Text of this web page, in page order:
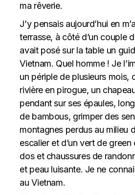
ma rêverie.
J’y pensais aujourd’hui en
terrasse, à côté d’un couple
avait posé sur la table un
Vietnam. Quel homme ! Je
un périple de plusieurs mois,
rivière en pirogue, un
pendant sur ses épaules,
de bambous, grimper des
montagnes perdus au milieu
escalier et d’un vert de
dos et chaussures de
et peau luisante. Je ne
au Vietnam.